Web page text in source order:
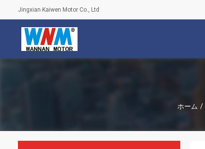
Jingxian Kaiwen Motor Co., Ltd
ホーム /